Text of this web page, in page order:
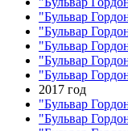
"Бульвар
"Бульвар
"Бульвар
"Бульвар
"Бульвар
2017 год
"Бульвар
"Бульвар